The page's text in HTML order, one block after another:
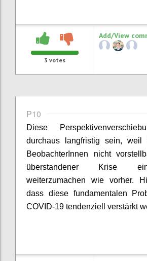
3 votes
Add/View
P10
Diese
durchaus langfristig sein,
BeobachterInnen nicht
überstandener Krise
weiterzumachen wie vorher.
dass diese fundamentalen
COVID-19 tendenziell verstärkt